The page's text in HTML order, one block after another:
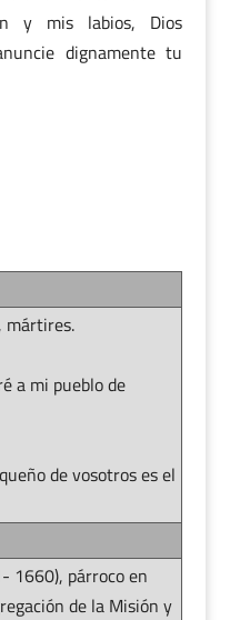
y mis labios, Dios
dignamente tu
mártires.
a mi pueblo de
de vosotros es el
1660), párroco en
de la Misión y